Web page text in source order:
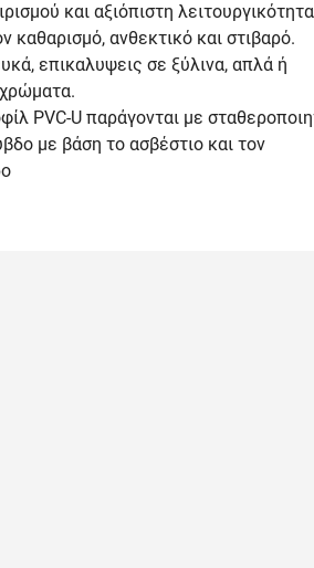
και αξιόπιστη
καθαρισμό, ανθεκτικό και στιβαρό.
επικαλυψεις σε ξύλινα, απλά ή
PVC-U παράγονται με
με βάση το ασβέστιο και τον